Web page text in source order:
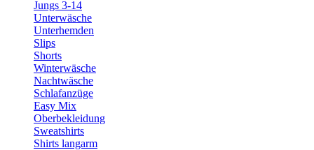
Jungs 3-14
Unterwäsche
Unterhemden
Slips
Shorts
Winterwäsche
Nachtwäsche
Schlafanzüge
Easy Mix
Oberbekleidung
Sweatshirts
Shirts langarm